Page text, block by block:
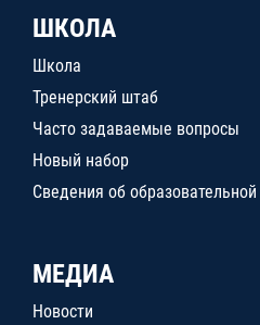
ШКОЛА
Школа
Тренерский штаб
Часто задаваемые вопросы
Новый набор
Сведения об образовательной
МЕДИА
Новости